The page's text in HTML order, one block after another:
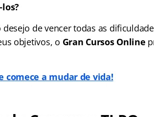
desejo de vencer todas as
objetivos, o Gran Cursos Online
comece a mudar de vida!